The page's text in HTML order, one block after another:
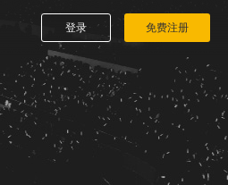
登录 免费注册